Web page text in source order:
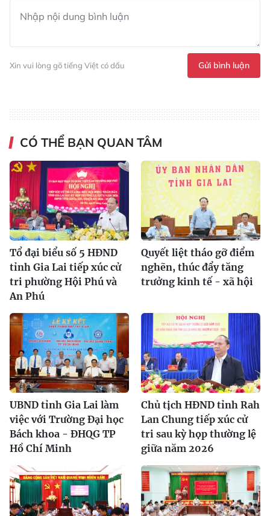
Xin vui lòng gõ tiếng Việt có dấu Gửi bình luận
CÓ THỂ BẠN QUAN TÂM
Tổ đại biểu số 5 HĐND
tỉnh Gia Lai tiếp xúc cử
tri phường Hội Phú và
An Phú
Quyết liệt tháo gỡ điểm
nghẽn, thúc đẩy tăng
trưởng kinh tế - xã hội
UBND tỉnh Gia Lai làm
việc với Trường Đại học
Bách khoa - ĐHQG TP
Hồ Chí Minh
Chủ tịch HĐND tỉnh Rah
Lan Chung tiếp xúc cử
tri sau kỳ họp thường lệ
giữa năm 2026